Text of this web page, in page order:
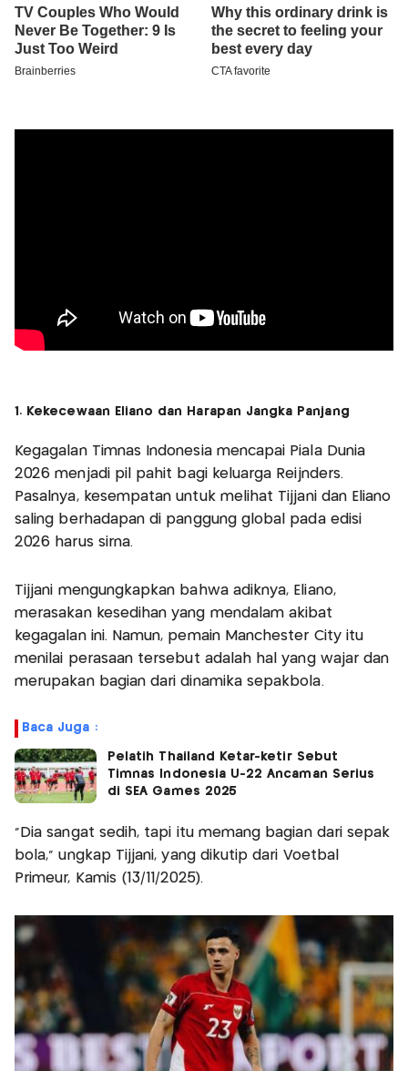
1. Kekecewaan Eliano dan Harapan Jangka Panjang
Kegagalan Timnas Indonesia mencapai Piala Dunia
2026 menjadi pil pahit bagi keluarga Reijnders.
Pasalnya, kesempatan untuk melihat Tijjani dan Eliano
saling berhadapan di panggung global pada edisi
2026 harus sirna.
Tijjani mengungkapkan bahwa adiknya, Eliano,
merasakan kesedihan yang mendalam akibat
kegagalan ini. Namun, pemain Manchester City itu
menilai perasaan tersebut adalah hal yang wajar dan
merupakan bagian dari dinamika sepakbola.
Baca Juga :
Pelatih Thailand Ketar-ketir Sebut
Timnas Indonesia U-22 Ancaman Serius
di SEA Games 2025
“Dia sangat sedih, tapi itu memang bagian dari sepak
bola,” ungkap Tijjani, yang dikutip dari Voetbal
Primeur, Kamis (13/11/2025).